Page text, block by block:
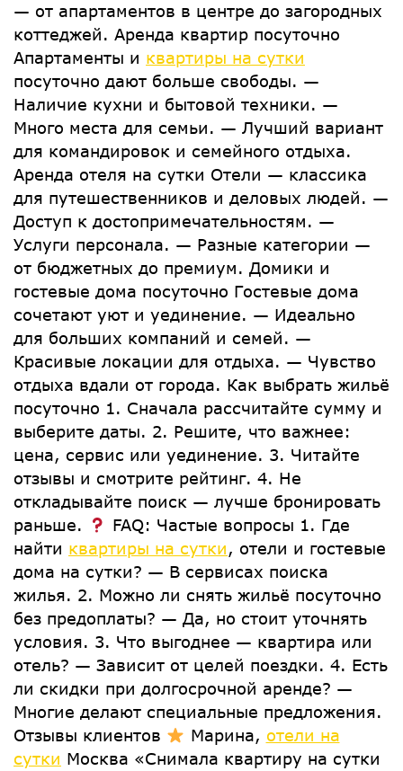
— от апартаментов в центре до загородных
коттеджей. Аренда квартир посуточно
Апартаменты и квартиры на сутки
посуточно дают больше свободы. —
Наличие кухни и бытовой техники. —
Много места для семьи. — Лучший вариант
для командировок и семейного отдыха.
Аренда отеля на сутки Отели — классика
для путешественников и деловых людей. —
Доступ к достопримечательностям. —
Услуги персонала. — Разные категории —
от бюджетных до премиум. Домики и
гостевые дома посуточно Гостевые дома
сочетают уют и уединение. — Идеально
для больших компаний и семей. —
Красивые локации для отдыха. — Чувство
отдыха вдали от города. Как выбрать жильё
посуточно 1. Сначала рассчитайте сумму и
выберите даты. 2. Решите, что важнее:
цена, сервис или уединение. 3. Читайте
отзывы и смотрите рейтинг. 4. Не
откладывайте поиск — лучше бронировать
раньше.
FAQ: Частые вопросы 1. Где
найти квартиры на сутки, отели и гостевые
дома на сутки? — В сервисах поиска
жилья. 2. Можно ли снять жильё посуточно
без предоплаты? — Да, но стоит уточнять
условия. 3. Что выгоднее — квартира или
отель? — Зависит от целей поездки. 4. Есть
ли скидки при долгосрочной аренде? —
Многие делают специальные предложения.
Отзывы клиентов
Марина, отели на
сутки Москва «Снимала квартиру на сутки